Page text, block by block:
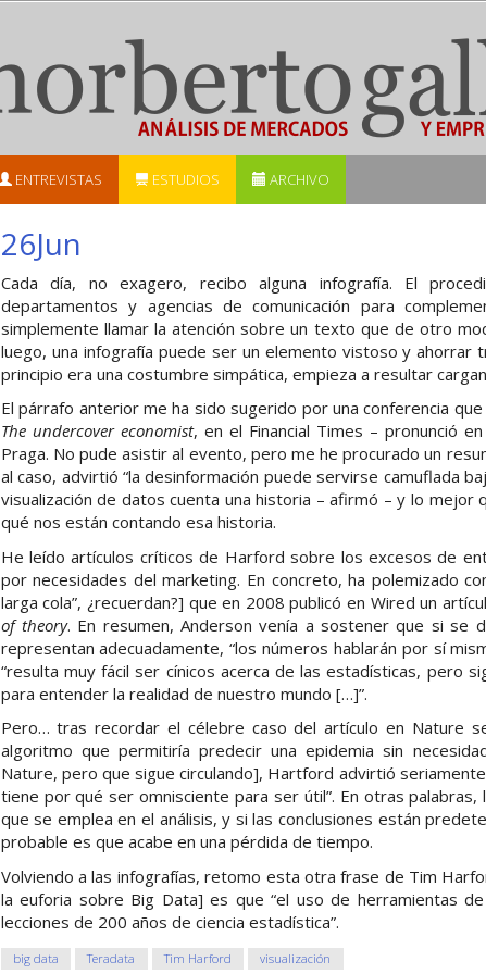
ENTREVISTAS ESTUDIOS ARCHIVO
26Jun
Cada día, no exagero, recibo alguna infografía. El
departamentos y agencias de comunicación para
simplemente llamar la atención sobre un texto que de otro
luego, una infografía puede ser un elemento vistoso y ahorrar
principio era una costumbre simpática, empieza a resultar
El párrafo anterior me ha sido sugerido por una conferencia
The undercover economist, en el Financial Times – pronunció
Praga. No pude asistir al evento, pero me he procurado un
al caso, advirtió “la desinformación puede servirse camuflada
visualización de datos cuenta una historia – afirmó – y lo
qué nos están contando esa historia.
He leído artículos críticos de Harford sobre los excesos de
por necesidades del marketing. En concreto, ha polemizado
larga cola”, ¿recuerdan?] que en 2008 publicó en Wired un
of theory. En resumen, Anderson venía a sostener que si se
representan adecuadamente, “los números hablarán por sí
“resulta muy fácil ser cínicos acerca de las estadísticas, pero
para entender la realidad de nuestro mundo […]”.
Pero… tras recordar el célebre caso del artículo en Nature
algoritmo que permitiría predecir una epidemia sin
Nature, pero que sigue circulando], Hartford advirtió
tiene por qué ser omnisciente para ser útil”. En otras
que se emplea en el análisis, y si las conclusiones están
probable es que acabe en una pérdida de tiempo.
Volviendo a las infografías, retomo esta otra frase de Tim
la euforia sobre Big Data] es que “el uso de herramientas
lecciones de 200 años de ciencia estadística”.
big data Teradata Tim Harford visualización